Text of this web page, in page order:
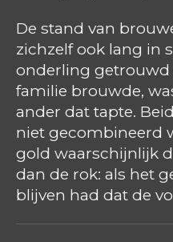
De stand van
zichzelf ook lang in
onderling getrouwd
familie brouwde,
ander dat tapte.
niet gecombineerd
gold waarschijnlijk
dan de rok: als het
blijven had dat de